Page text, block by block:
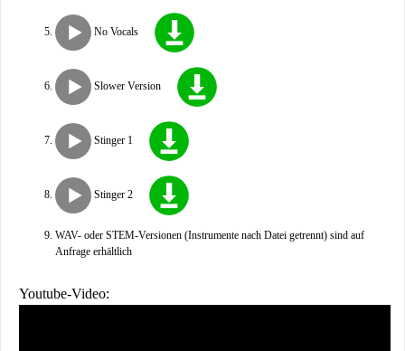
No Vocals
Slower Version
Stinger 1
Stinger 2
WAV- oder STEM-Versionen (Instrumente nach Datei getrennt) sind auf
Anfrage erhältlich
Youtube-Video: